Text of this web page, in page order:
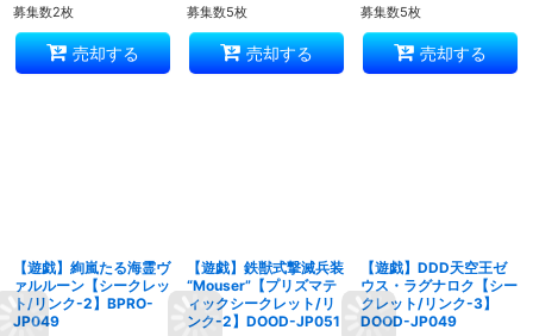
募集数2枚
売却する
募集数5枚
売却する
募集数5枚
売却する
【遊戯】絢嵐たる海霊ヴ
ァルルーン【シークレッ
ト/リンク-2】BPRO-
JP049
【遊戯】鉄獣式撃滅兵装
“Mouser”【プリズマテ
ィックシークレット/リ
ンク-2】DOOD-JP051
【遊戯】DDD天空王ゼ
ウス・ラグナロク【シー
クレット/リンク-3】
DOOD-JP049